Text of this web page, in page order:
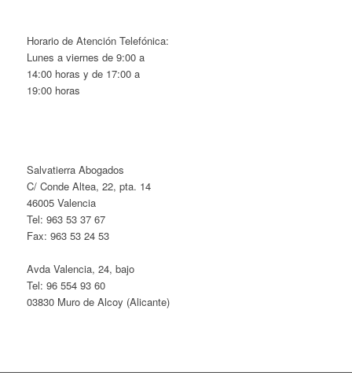
Horario de Atención Telefónica:
Lunes a viernes de 9:00 a
14:00 horas y de 17:00 a
19:00 horas
Salvatierra Abogados
C/ Conde Altea, 22, pta. 14
46005 Valencia
Tel: 963 53 37 67
Fax: 963 53 24 53
Avda Valencia, 24, bajo
Tel: 96 554 93 60
03830 Muro de Alcoy (Alicante)